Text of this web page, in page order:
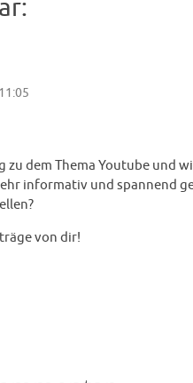
dem Thema Youtube und
informativ und spannend
von dir!